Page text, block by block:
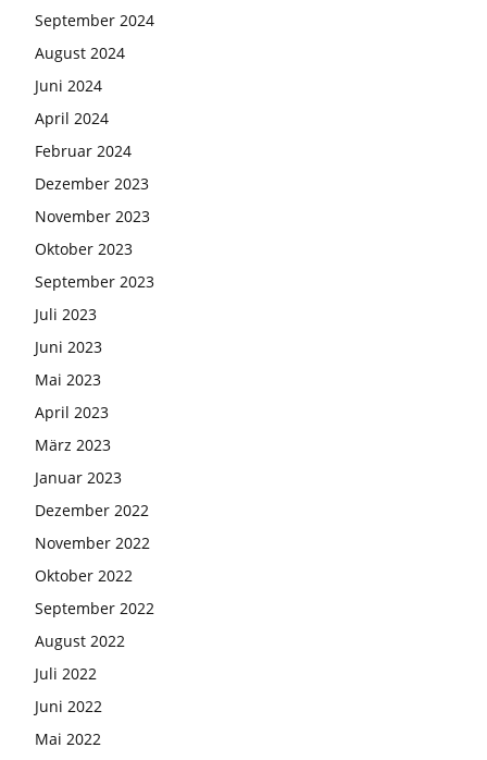
September 2024
August 2024
Juni 2024
April 2024
Februar 2024
Dezember 2023
November 2023
Oktober 2023
September 2023
Juli 2023
Juni 2023
Mai 2023
April 2023
März 2023
Januar 2023
Dezember 2022
November 2022
Oktober 2022
September 2022
August 2022
Juli 2022
Juni 2022
Mai 2022